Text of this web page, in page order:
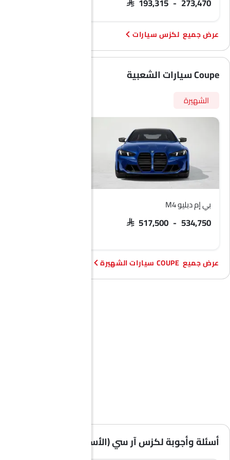
عجلة احتياطية
الانبعاثات
SAR 193,315 - 273,470
لكزس سيارات
Coupe سيارات الشعبية
الشهيرة
بي إم دبليو M4
SAR 517,500 - 534,750
COUPE سيارات الشهيرة
أسئلة وأجوبة لكزس آر سي (الأسئلة الشائعة)